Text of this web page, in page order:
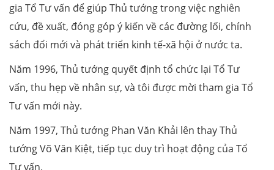
gia Tổ Tư vấn để giúp Thủ tướng trong việc nghiên
cứu, đề xuất, đóng góp ý kiến về các đường lối, chính
sách đổi mới và phát triển kinh tế-xã hội ở nước ta.
Năm 1996, Thủ tướng quyết định tổ chức lại Tổ Tư
vấn, thu hẹp về nhân sự, và tôi được mời tham gia Tổ
Tư vấn mới này.
Năm 1997, Thủ tướng Phan Văn Khải lên thay Thủ
tướng Võ Văn Kiệt, tiếp tục duy trì hoạt động của Tổ
Tư vấn.